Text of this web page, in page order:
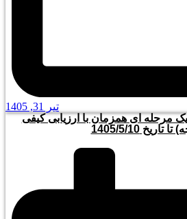
تیر 31, 1405
مرحله ای همزمان با ارزیابی کیفی
تاریخ 1405/5/10